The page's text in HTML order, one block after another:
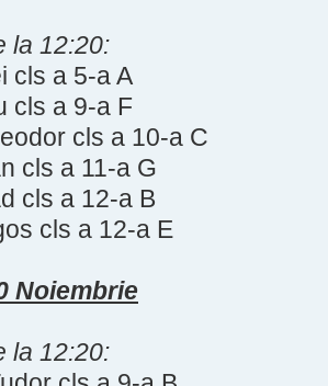
la 12:20:
cls a 5-a A
cls a 9-a F
cls a 10-a C
cls a 11-a G
cls a 12-a B
cls a 12-a E
Noiembrie
la 12:20: